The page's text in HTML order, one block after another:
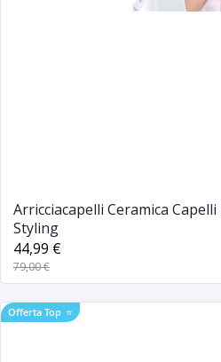
Arricciacapelli Ceramica
Styling
44,99 €
79,00 €
Offerta Top ⭐